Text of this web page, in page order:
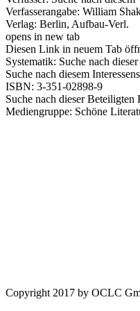
Verfasserangabe: William
Verlag: Berlin, Aufbau-Verl.
opens in new tab
Diesen Link in neuem Tab
Systematik: Suche nach
Suche nach diesem
ISBN: 3-351-02898-9
Suche nach dieser Beteiligten
Mediengruppe: Schöne
Copyright 2017 by OCLC